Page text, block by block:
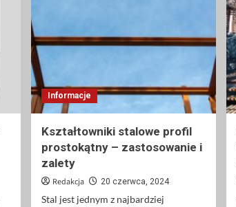
specjalisty
Informacje
Kształtowniki stalowe profil
prostokątny – zastosowanie i
zalety
Redakcja 20 czerwca, 2024
Stal jest jednym z najbardziej